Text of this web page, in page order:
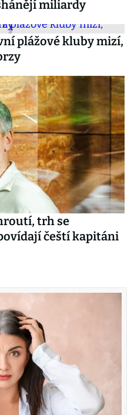
miliardy
plážové kluby mizí,
trh se
čeští kapitáni